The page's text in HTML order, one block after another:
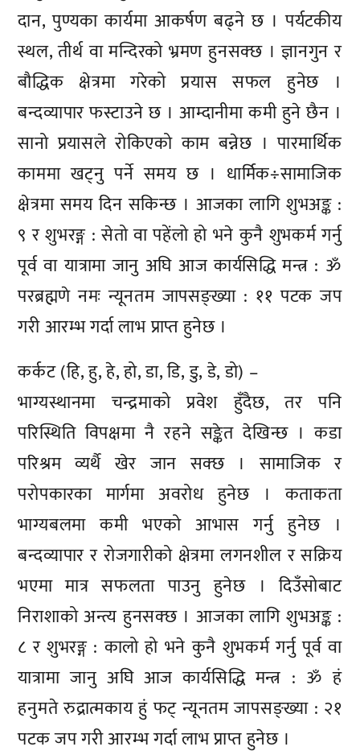
दान, पुण्यका कार्यमा आकर्षण बढ्ने छ । पर्यटकीय
स्थल, तीर्थ वा मन्दिरको भ्रमण हुनसक्छ । ज्ञानगुन र
बौद्धिक क्षेत्रमा गरेको प्रयास सफल हुनेछ ।
बन्दव्यापार फस्टाउने छ । आम्दानीमा कमी हुने छैन ।
सानो प्रयासले रोकिएको काम बन्नेछ । पारमार्थिक
काममा खट्नु पर्ने समय छ । धार्मिक÷सामाजिक
क्षेत्रमा समय दिन सकिन्छ । आजका लागि शुभअङ्क :
९ र शुभरङ्ग : सेतो वा पहेंलो हो भने कुनै शुभकर्म गर्नु
पूर्व वा यात्रामा जानु अघि आज कार्यसिद्धि मन्त्र : ॐ
परब्रह्मणे नमः न्यूनतम जापसङ्ख्या : ११ पटक जप
गरी आरम्भ गर्दा लाभ प्राप्त हुनेछ ।
कर्कट (हि, हु, हे, हो, डा, डि, डु, डे, डो) –
भाग्यस्थानमा चन्द्रमाको प्रवेश हुँदैछ, तर पनि
परिस्थिति विपक्षमा नै रहने सङ्केत देखिन्छ । कडा
परिश्रम व्यर्थै खेर जान सक्छ । सामाजिक र
परोपकारका मार्गमा अवरोध हुनेछ । कताकता
भाग्यबलमा कमी भएको आभास गर्नु हुनेछ ।
बन्दव्यापार र रोजगारीको क्षेत्रमा लगनशील र सक्रिय
भएमा मात्र सफलता पाउनु हुनेछ । दिउँसोबाट
निराशाको अन्त्य हुनसक्छ । आजका लागि शुभअङ्क :
८ र शुभरङ्ग : कालो हो भने कुनै शुभकर्म गर्नु पूर्व वा
यात्रामा जानु अघि आज कार्यसिद्धि मन्त्र : ॐ हं
हनुमते रुद्रात्मकाय हुं फट् न्यूनतम जापसङ्ख्या : २१
पटक जप गरी आरम्भ गर्दा लाभ प्राप्त हुनेछ ।